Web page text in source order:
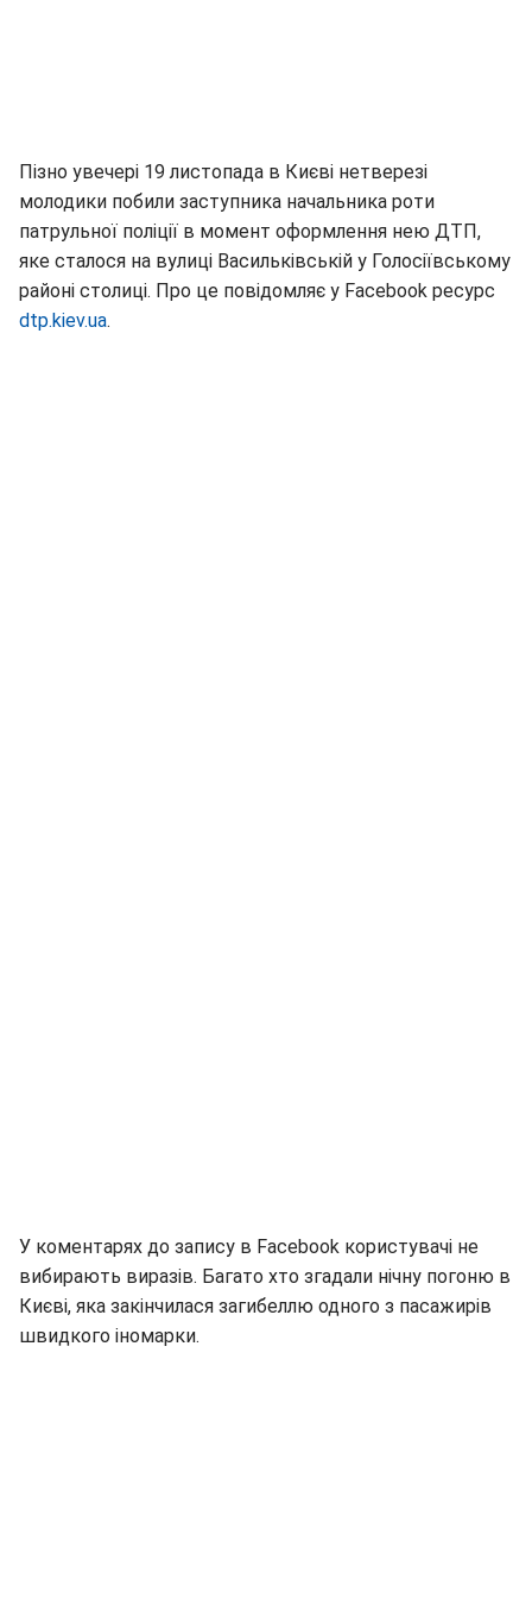
Пізно увечері 19 листопада в Києві нетверезі
молодики побили заступника начальника роти
патрульної поліції в момент оформлення нею ДТП,
яке сталося на вулиці Васильківській у Голосіївському
районі столиці. Про це повідомляє у Facebook ресурс
dtp.kiev.ua.
У коментарях до запису в Facebook користувачі не
вибирають виразів. Багато хто згадали нічну погоню в
Києві, яка закінчилася загибеллю одного з пасажирів
швидкого іномарки.